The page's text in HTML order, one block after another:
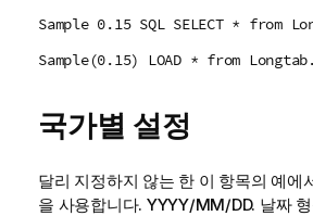
Sample 0.15 SQL SELECT * from
Sample(0.15) LOAD * from
국가별 설정
달리 지정하지 않는 한 이 항목의 예에
을 사용합니다. YYYY/MM/DD. 날짜